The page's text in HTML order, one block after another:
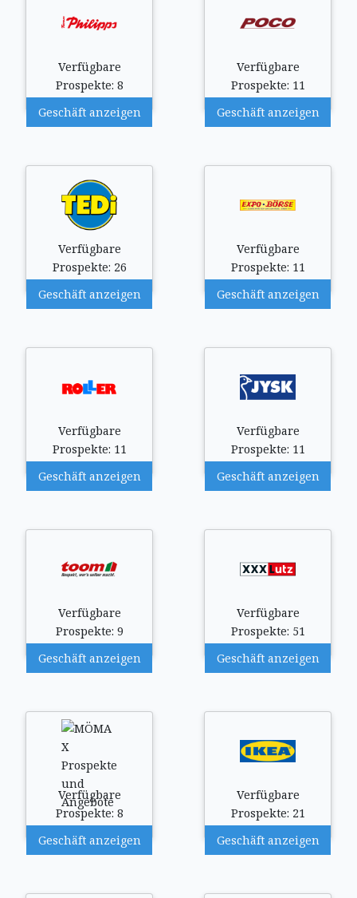
Verfügbare
Prospekte: 8
Geschäft anzeigen
Verfügbare
Prospekte: 11
Geschäft anzeigen
Verfügbare
Prospekte: 26
Geschäft anzeigen
Verfügbare
Prospekte: 11
Geschäft anzeigen
Verfügbare
Prospekte: 11
Geschäft anzeigen
Verfügbare
Prospekte: 11
Geschäft anzeigen
Verfügbare
Prospekte: 9
Geschäft anzeigen
Verfügbare
Prospekte: 51
Geschäft anzeigen
Verfügbare
Prospekte: 8
Geschäft anzeigen
Verfügbare
Prospekte: 21
Geschäft anzeigen